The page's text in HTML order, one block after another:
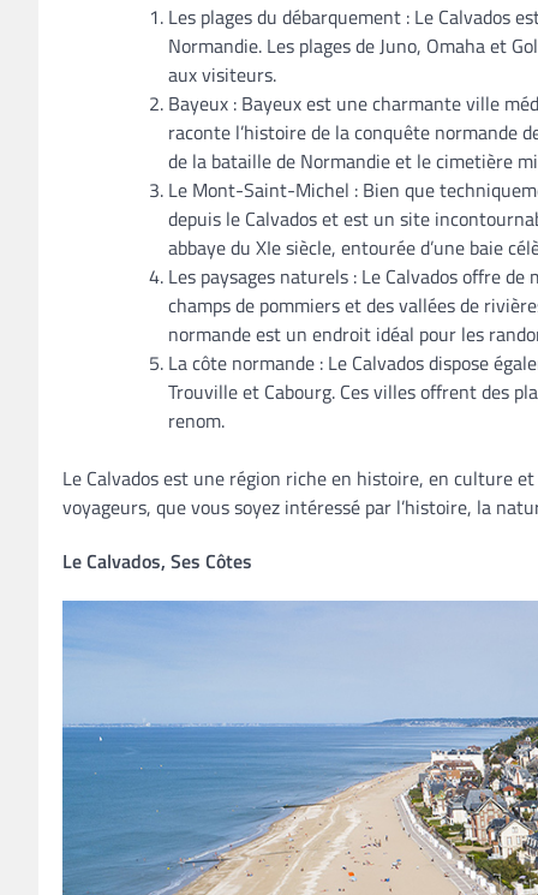
Les plages du débarquement : Le Calvados
Normandie. Les plages de Juno, Omaha et
aux visiteurs.
Bayeux : Bayeux est une charmante ville
raconte l’histoire de la conquête normande
de la bataille de Normandie et le cimetière
Le Mont-Saint-Michel : Bien que
depuis le Calvados et est un site
abbaye du XIe siècle, entourée d’une baie
Les paysages naturels : Le Calvados offre
champs de pommiers et des vallées de
normande est un endroit idéal pour les
La côte normande : Le Calvados dispose
Trouville et Cabourg. Ces villes offrent des
renom.
Le Calvados est une région riche en histoire, en culture
voyageurs, que vous soyez intéressé par l’histoire, la
Le Calvados, Ses Côtes